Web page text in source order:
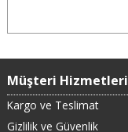
Müşteri Hizmetleri
Kargo ve Teslimat
Gizlilik ve Güvenlik